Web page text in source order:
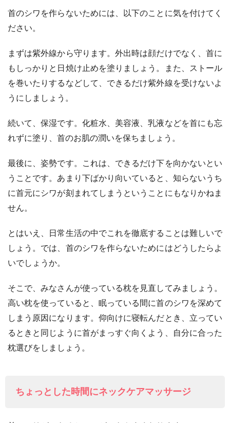
首のシワを作らないためには、以下のことに気を付けてく
ださい。
まずは紫外線から守ります。外出時は顔だけでなく、首に
もしっかりと日焼け止めを塗りましょう。また、ストール
を巻いたりするなどして、できるだけ紫外線を受けないよ
うにしましょう。
続いて、保湿です。化粧水、美容液、乳液などを首にも忘
れずに塗り、首のお肌の潤いを保ちましょう。
最後に、姿勢です。これは、できるだけ下を向かないとい
うことです。あまり下ばかり向いていると、知らないうち
に首元にシワが刻まれてしまうということにもなりかねま
せん。
とはいえ、日常生活の中でこれを徹底することは難しいで
しょう。では、首のシワを作らないためにはどうしたらよ
いでしょうか。
そこで、みなさんが使っている枕を見直してみましょう。
高い枕を使っていると、眠っている間に首のシワを深めて
しまう原因になります。仰向けに寝転んだとき、立ってい
るときと同じように首がまっすぐ向くよう、自分に合った
枕選びをしましょう。
ちょっとした時間にネックケアマッサージ